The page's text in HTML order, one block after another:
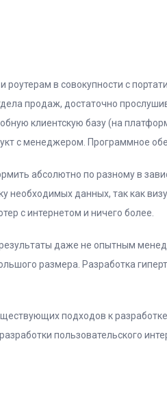
роутерам в совокупности с
продаж, достаточно
клиентскую базу (на
с менеджером. Программное
абсолютно по разному в
необходимых данных, так как
с интернетом и ничего более.
даже не опытным
размера. Разработка
подходов к
пользовательского